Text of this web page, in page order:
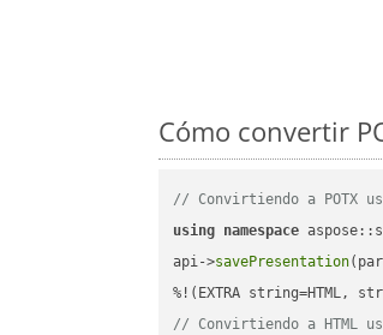
Cómo convertir
// Convirtiendo a POTX
using namespace
api->savePresentation
// Convirtiendo a HTML